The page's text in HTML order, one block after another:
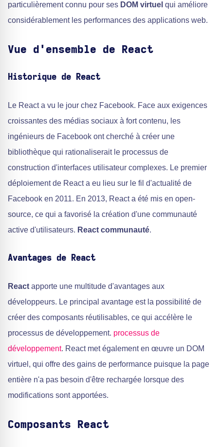
particulièrement connu pour ses DOM virtuel qui améliore
considérablement les performances des applications web.
Vue d'ensemble de React
Historique de React
Le React a vu le jour chez Facebook. Face aux exigences
croissantes des médias sociaux à fort contenu, les
ingénieurs de Facebook ont cherché à créer une
bibliothèque qui rationaliserait le processus de
construction d'interfaces utilisateur complexes. Le premier
déploiement de React a eu lieu sur le fil d'actualité de
Facebook en 2011. En 2013, React a été mis en open-
source, ce qui a favorisé la création d'une communauté
active d'utilisateurs. React communauté.
Avantages de React
React apporte une multitude d'avantages aux
développeurs. Le principal avantage est la possibilité de
créer des composants réutilisables, ce qui accélère le
processus de développement. processus de
développement. React met également en œuvre un DOM
virtuel, qui offre des gains de performance puisque la page
entière n'a pas besoin d'être rechargée lorsque des
modifications sont apportées.
Composants React